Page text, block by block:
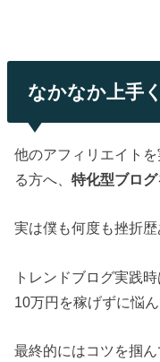
なかなか上手
他のアフィリエイト
る方へ、特化型ブロ
実は僕も何度も挫折歴
トレンドブログ実践
10万円を稼げずに悩
最終的にはコツを掴